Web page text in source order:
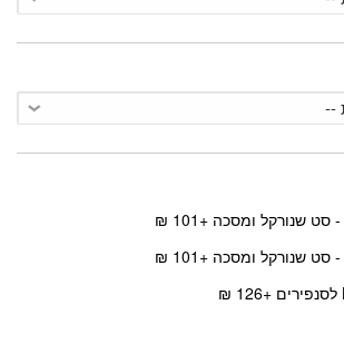
+
101 ₪
+
101 ₪
+
126 ₪